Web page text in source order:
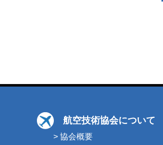
航空技術協会について
> 協会概要